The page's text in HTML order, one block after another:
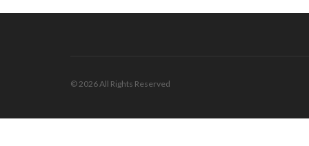
© 2026 All Rights Reserved